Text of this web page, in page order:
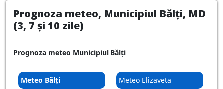
Prognoza meteo, Municipiul Bălți, MD
(3, 7 și 10 zile)
Prognoza meteo Municipiul Bălți
Meteo Bălți Meteo Elizaveta